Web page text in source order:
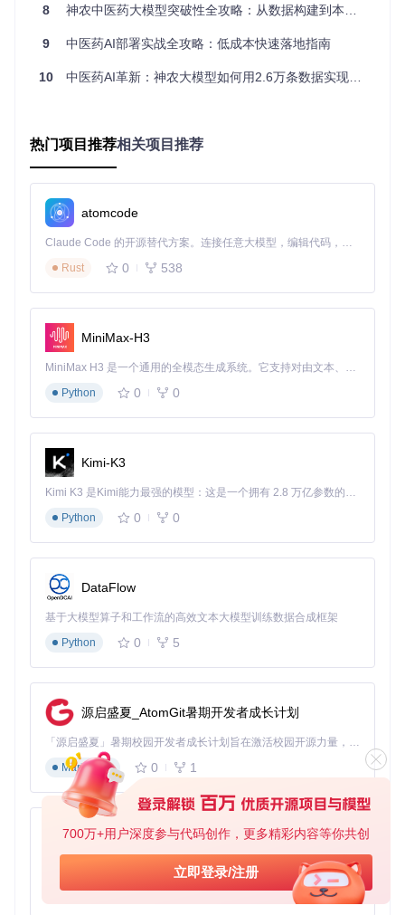
700万+用户深度参与代码创作，更多精彩内容等你共创
立即登录/注册
# 核心数据清洗代码片段
# 1. 实体提取（中药/方剂/证型）
# 2. 关系构建（性味归经/君臣佐使）
第二步：模型微调关键配置
r=16（低秩矩阵维度）：控制适配层复杂度
lora_alpha=32（缩放因子）：平衡微调强度
target_modules=["q_proj", "v_proj"]（注意力关键模块）
第三步：部署优化策略 采用BitsAndBytes量化方案，通过"4bit
4. 应用场景图谱
场景一：中药智能咨询
：症状输入→药材匹配→性味归经解析→禁忌提示
核心价值：将30分钟的人工查询缩短至10秒，准确率达92%
示例：输入"气血两虚"自动返回黄芪+当归的配伍方案，并标
注"湿盛中满者慎用"
场景二：辅助辨证系统
：四诊信息录入→证型概率计算→治则推荐→方剂生成
实战案例：对"面色苍白+头晕心悸+脉细弱"症状组合，系统输
出"气血两虚证"，推荐八珍汤加减
场景三：古籍知识挖掘
流程：医案文本导入→实体关系抽取→知识图谱构建→临床规
则挖掘
忌，人工验证准确率89%
5. 未来演进路线
短期（3个月）
发布13B参数增强版，辨证准确率提升至95%
新增5000条针灸穴位数据，扩展理疗建议功能
中期（6个月）
融合视觉模型实现舌诊图像分析，支持"文字+图像"双模态
输入
开发诊所专用客户端，支持电子病历无缝对接
长期（12个月）
构建中医药知识图谱API，开放第三方应用接入
建立模型效果众包评估平台，汇聚临床反馈数据
8 神农中医药大模型突破性全攻略：从数据构建到本地化部署的垂直领域AI落地实践
9 中医药AI部署实战全攻略：低成本快速落地指南
10 中医药AI革新：神农大模型如何用2.6万条数据实现中医辨证智能化突破
热门项目推荐相关项目推荐
atomcode
Claude Code 的开源替代方案。连接任意大模型，编辑代码，运行命令，自动验证 — 全自动执行。用 Rust 构建，极致性能。 ｜ An open-source alternative to Claude Code. Connect any LLM, edit code, run commands, and verify changes — autonomously. Built in Rust for speed. Get Started
Rust
0 538
MiniMax-H3
MiniMax H3 是一个通用的全模态生成系统。它支持对由文本、图像、视频和音频组成的多模态上下文进行统一理解，并能生成分辨率高达 2K、时长可达 15 秒的带原生立体声音频的视频。得益于面向任务泛化的系统设计，H3 在预训练阶段就已具备广泛的多模态上下文理解与生成能力，能够出色地执行复杂的多模态指令。
Python
0 0
Kimi-K3
Kimi K3 是Kimi能力最强的模型：这是一个拥有 2.8 万亿参数的混合专家（MoE）模型，具备原生视觉理解能力，并支持 100 万 token 的上下文窗口。
Python
0 0
DataFlow
基于大模型算子和工作流的高效文本大模型训练数据合成框架
Python
0 5
源启盛夏_AtomGit暑期开发者成长计划
「源启盛夏」暑期校园开发者成长计划旨在激活校园开源力量，通过积分激励、认证扶持、资源倾斜等形式，引导高校组织和开发者完成「入驻 — 建项目 — 做贡献 — 获认证 — 得资源」的完整闭环。无论你是想带领社团入驻平台的组织者，还是希望用代码贡献证明自己的开发者，都能在这里找到属于你的成长路径。
Markdown
0 1
py-xiaozhi
基于Python的Xiaozhi AI，适用于想要完整Xiaozhi体验而无需拥有专用硬件的用户。
Python
0 1